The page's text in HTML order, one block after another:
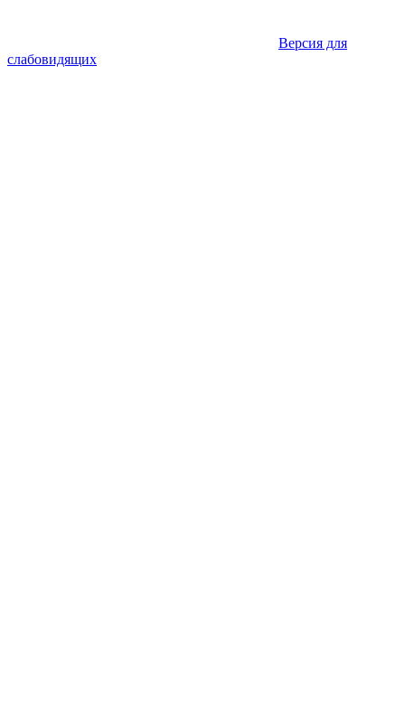
Версия для
слабовидящих